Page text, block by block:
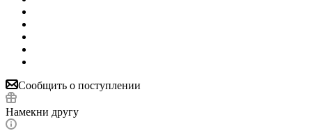
Сообщить о поступлении
Намекни другу